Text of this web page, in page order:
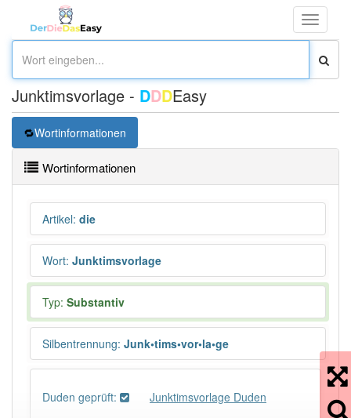
Toggle
Junktimsvorlage - DDDEasy
Wortinformationen
Wortinformationen
Artikel: die
Wort: Junktimsvorlage
Typ: Substantiv
Silbentrennung: Junk•tims•vor•la•ge
Duden geprüft: Junktimsvorlage Duden